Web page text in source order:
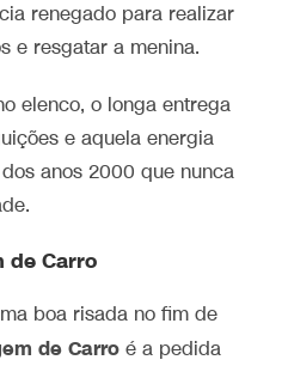
renegado para realizar
e resgatar a menina.
elenco, o longa entrega
e aquela energia
anos 2000 que nunca
de Carro
boa risada no fim de
de Carroé a pedida